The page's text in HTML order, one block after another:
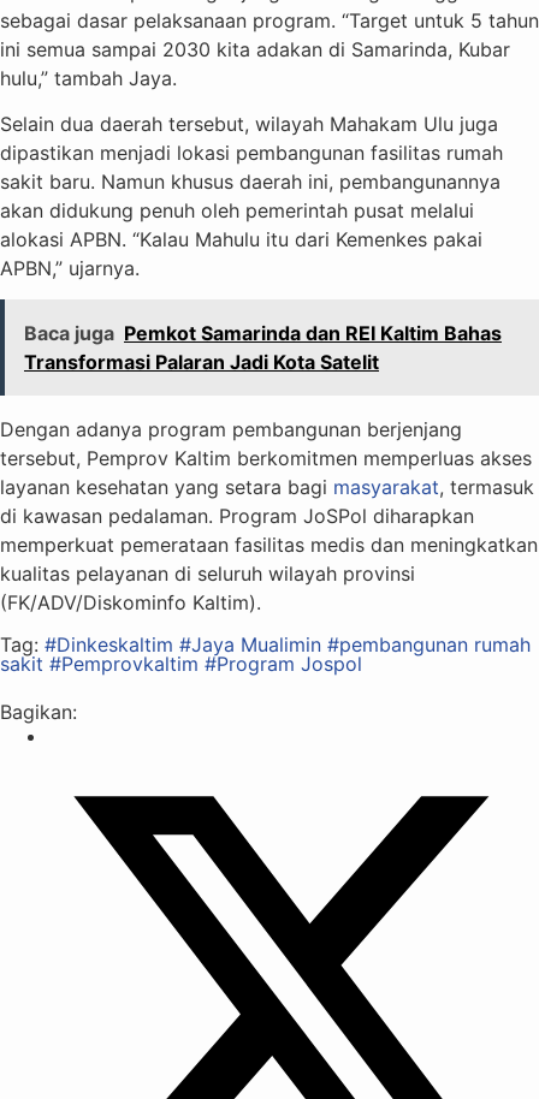
sebagai dasar pelaksanaan program. “Target untuk 5 tahun
ini semua sampai 2030 kita adakan di Samarinda, Kubar
hulu,” tambah Jaya.
Selain dua daerah tersebut, wilayah Mahakam Ulu juga
dipastikan menjadi lokasi pembangunan fasilitas rumah
sakit baru. Namun khusus daerah ini, pembangunannya
akan didukung penuh oleh pemerintah pusat melalui
alokasi APBN. “Kalau Mahulu itu dari Kemenkes pakai
APBN,” ujarnya.
Baca juga Pemkot Samarinda dan REI Kaltim Bahas
Transformasi Palaran Jadi Kota Satelit
Dengan adanya program pembangunan berjenjang
tersebut, Pemprov Kaltim berkomitmen memperluas akses
layanan kesehatan yang setara bagi masyarakat, termasuk
di kawasan pedalaman. Program JoSPol diharapkan
memperkuat pemerataan fasilitas medis dan meningkatkan
kualitas pelayanan di seluruh wilayah provinsi
(FK/ADV/Diskominfo Kaltim).
Tag: #Dinkeskaltim #Jaya Mualimin #pembangunan rumah
sakit #Pemprovkaltim #Program Jospol
Bagikan: